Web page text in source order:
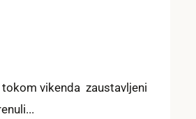
vikenda zaustavljeni